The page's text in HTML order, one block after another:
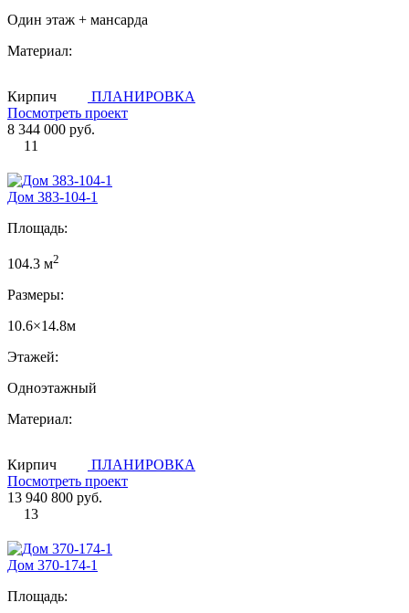
Один этаж + мансарда
Материал:
Кирпич
ПЛАНИРОВКА
Посмотреть проект
8 344 000 руб.
11
Дом 383-104-1
Площадь:
104.3 м2
Размеры:
10.6×14.8м
Этажей:
Одноэтажный
Материал:
Кирпич
ПЛАНИРОВКА
Посмотреть проект
13 940 800 руб.
13
Дом 370-174-1
Площадь: